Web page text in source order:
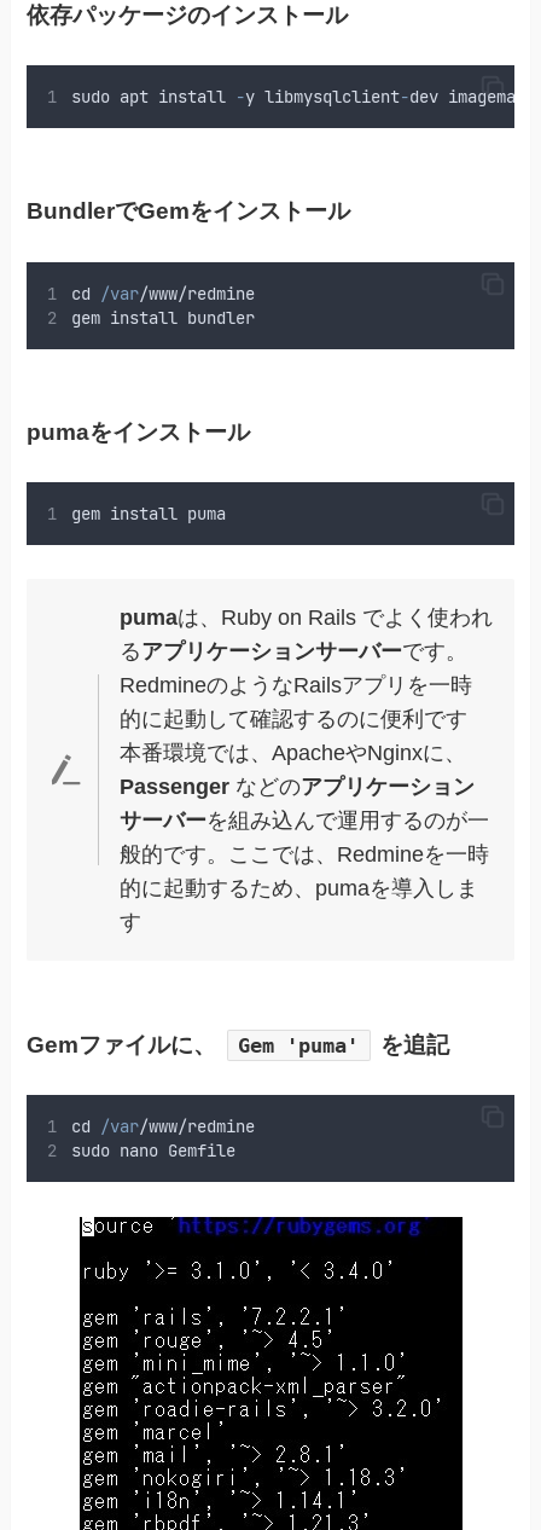
依存パッケージのインストール
sudo apt install -y libmysqlclient-dev
BundlerでGemをインストール
cd /var/www/redmine
gem install bundler
pumaをインストール
gem install puma
pumaは、Ruby on Rails でよく使われ
るアプリケーションサーバーです。
RedmineのようなRailsアプリを一時
的に起動して確認するのに便利です
本番環境では、ApacheやNginxに、
Passengerなどのアプリケーション
サーバーを組み込んで運用するのが一
般的です。ここでは、Redmineを一時
的に起動するため、pumaを導入しま
す
Gemファイルに、 Gem 'puma' を追記
cd /var/www/redmine
sudo nano Gemfile